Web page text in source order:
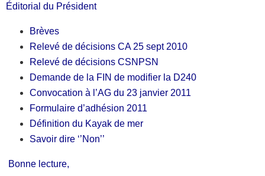
Éditorial du Président
Brèves
Relevé de décisions CA 25 sept 2010
Relevé de décisions CSNPSN
Demande de la FIN de modifier la D240
Convocation à l’AG du 23 janvier 2011
Formulaire d’adhésion 2011
Définition du Kayak de mer
Savoir dire ‘’Non’’
Bonne lecture,